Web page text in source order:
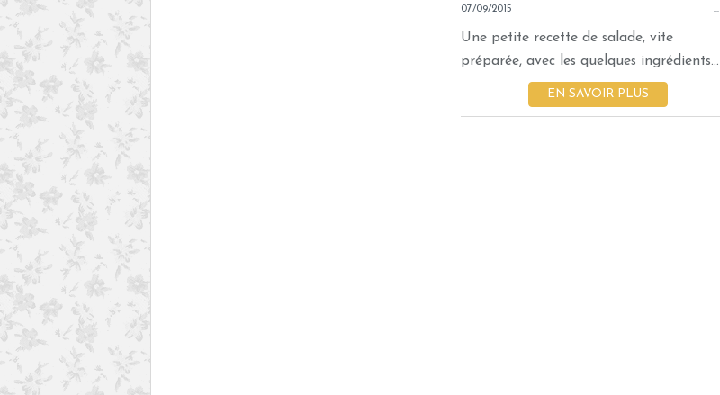
07/09/2015 …
Une petite recette de salade, vite
préparée, avec les quelques ingrédients...
EN SAVOIR PLUS